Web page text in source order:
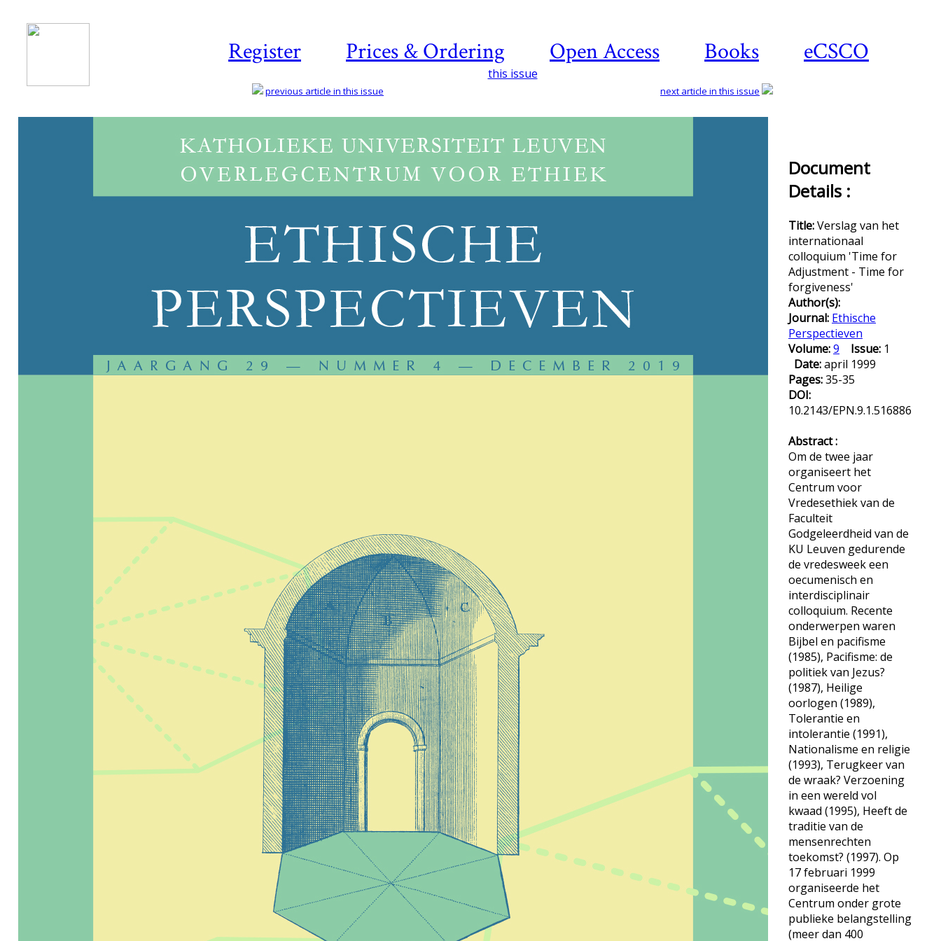
Register Prices & Ordering Open Access Books eCSCO
this issue
previous article in this issue next article in this issue
Document
Details :
Title:Verslag van het
internationaal
colloquium 'Time for
Adjustment - Time for
forgiveness'
Author(s):
Journal: Ethische
Perspectieven
Volume:9 Issue: 1
Date:april 1999
Pages:35-35
DOI:
10.2143/EPN.9.1.516886
Abstract :
Om de twee jaar
organiseert het
Centrum voor
Vredesethiek van de
Faculteit
Godgeleerdheid van de
KU Leuven gedurende
de vredesweek een
oecumenisch en
interdisciplinair
colloquium. Recente
onderwerpen waren
Bijbel en pacifisme
(1985), Pacifisme: de
politiek van Jezus?
(1987), Heilige
oorlogen (1989),
Tolerantie en
intolerantie (1991),
Nationalisme en religie
(1993), Terugkeer van
de wraak? Verzoening
in een wereld vol
kwaad (1995), Heeft de
traditie van de
mensenrechten
toekomst? (1997). Op
17 februari 1999
organiseerde het
Centrum onder grote
publieke belangstelling
(meer dan 400